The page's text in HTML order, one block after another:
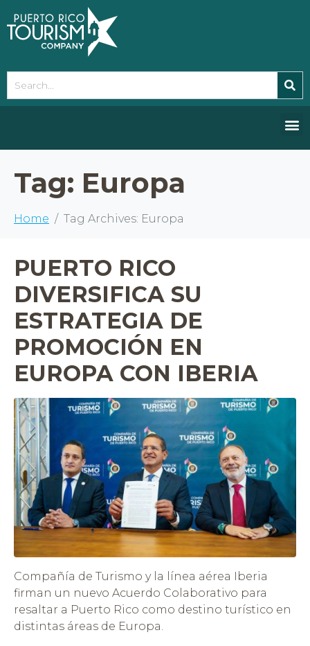
note:
This
website
accessibility
Tag: Europa
Home Tag Archives: Europa
PUERTO RICO
DIVERSIFICA SU
ESTRATEGIA DE
PROMOCIÓN EN
EUROPA CON IBERIA
Compañía de Turismo y la línea aérea Iberia
firman un nuevo Acuerdo Colaborativo para
resaltar a Puerto Rico como destino turístico en
distintas áreas de Europa.